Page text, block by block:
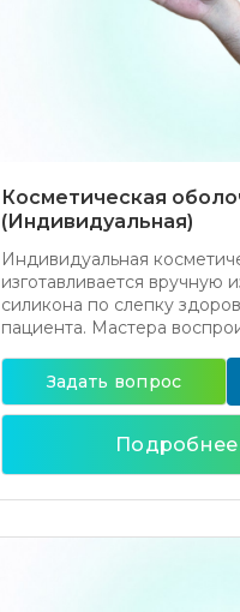
Косметическая
(Индивидуальная)
Индивидуальная
изготавливается вручную
силикона по слепку
пациента. Мастера
Задать вопрос
Подробнее